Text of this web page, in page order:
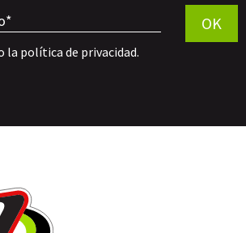
la política de privacidad.
OK